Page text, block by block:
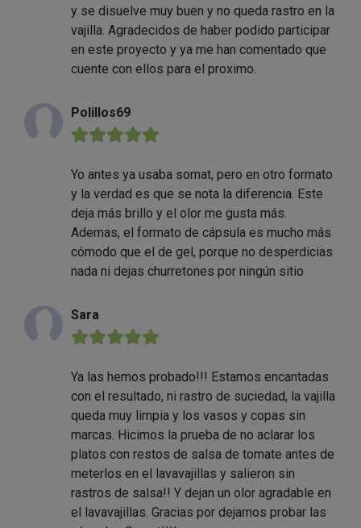
y se disuelve muy buen y no queda rastro en la
vajilla. Agradecidos de haber podido participar
en este proyecto y ya me han comentado que
cuente con ellos para el proximo.
Polillos69
★★★★★
Yo antes ya usaba somat, pero en otro formato
y la verdad es que se nota la diferencia. Este
deja más brillo y el olor me gusta más.
Ademas, el formato de cápsula es mucho más
cómodo que el de gel, porque no desperdicias
nada ni dejas churretones por ningún sitio
Sara
★★★★★
Ya las hemos probado!!! Estamos encantadas
con el resultado, ni rastro de suciedad, la vajilla
queda muy limpia y los vasos y copas sin
marcas. Hicimos la prueba de no aclarar los
platos con restos de salsa de tomate antes de
meterlos en el lavavajillas y salieron sin
rastros de salsa!! Y dejan un olor agradable en
el lavavajillas. Gracias por dejarnos probar las